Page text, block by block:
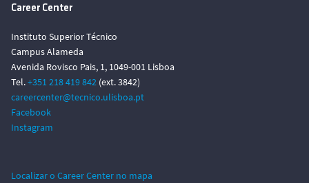
Career Center
Instituto Superior Técnico
Campus Alameda
Avenida Rovisco Pais, 1, 1049-001 Lisboa
Tel.+351 218 419 842 (ext. 3842)
careercenter@tecnico.ulisboa.pt
Facebook
Instagram
Localizar o Career Center no mapa